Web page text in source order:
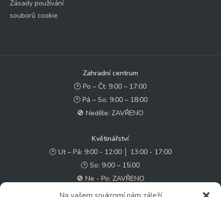
Zásady používání
souborů cookie
Zahradní centrum
🕑 Po – Čt: 9:00 – 17:00
🕑 Pá – So: 9:00 – 18:00
🚫 Neděle: ZAVŘENO
Květinářství
🕑 Ut – Pá: 9:00 - 12:00 │ 13:00 - 17:00
🕑 So: 9:00 – 15:00
🚫 Ne - Po: ZAVŘENO